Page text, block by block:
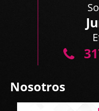
Nosotros